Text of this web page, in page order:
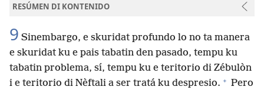
RESÚMEN DI KONTENIDO
9 Sinembargo, e skuridat profundo lo no ta manera
e skuridat ku e pais tabatin den pasado, tempu ku
tabatin problema, sí, tempu ku e teritorio di Zébulòn
i e teritorio di Nèftali a ser tratá ku despresio. + Pero